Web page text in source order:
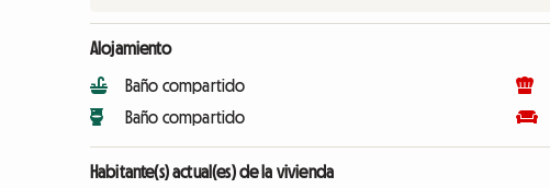
Alojamiento
Baño compartido
Baño compartido
Habitante(s) actual(es) de la vivienda